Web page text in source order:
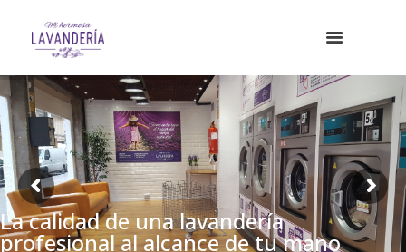
La calidad de una lavandería
profesional al alcance de tu mano